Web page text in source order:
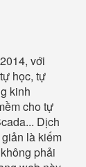
với
học, tự
kinh
cho tự
Dịch
là kiếm
phải